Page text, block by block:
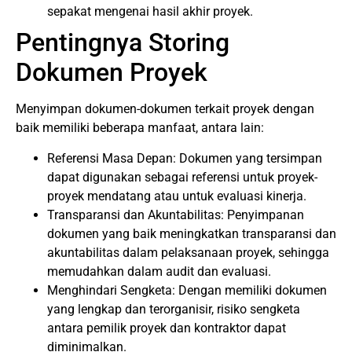
sepakat mengenai hasil akhir proyek.
Pentingnya Storing
Dokumen Proyek
Menyimpan dokumen-dokumen terkait proyek dengan
baik memiliki beberapa manfaat, antara lain:
Referensi Masa Depan: Dokumen yang tersimpan
dapat digunakan sebagai referensi untuk proyek-
proyek mendatang atau untuk evaluasi kinerja.
Transparansi dan Akuntabilitas: Penyimpanan
dokumen yang baik meningkatkan transparansi dan
akuntabilitas dalam pelaksanaan proyek, sehingga
memudahkan dalam audit dan evaluasi.
Menghindari Sengketa: Dengan memiliki dokumen
yang lengkap dan terorganisir, risiko sengketa
antara pemilik proyek dan kontraktor dapat
diminimalkan.